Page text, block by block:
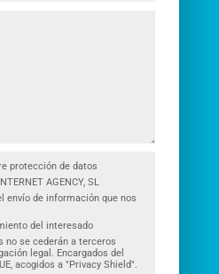
protección de datos
AGENCY, SL
envío de información que nos
del interesado
no se cederán a terceros
legal. Encargados del
acogidos a "Privacy Shield".